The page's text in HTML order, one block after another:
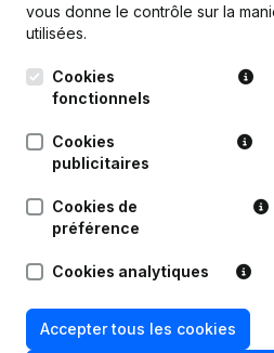
Questions fréquemment
Quel est le numéro de
Quel est l'identifiant
vous donne le contrôle sur la
utilisées.
Cookies
fonctionnels
Cookies
publicitaires
Cookies de
préférence
Cookies analytiques
Accepter tous les cookies